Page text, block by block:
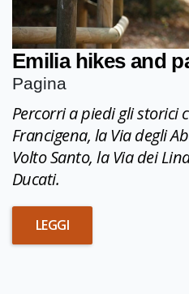
Emilia hikes and
Pagina
Percorri a piedi gli storici
Francigena, la Via degli
Volto Santo, la Via dei
Ducati.
LEGGI